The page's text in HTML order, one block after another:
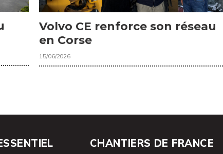
Volvo CE renforce son réseau
en Corse
15/06/2026
CHANTIERS DE FRANCE